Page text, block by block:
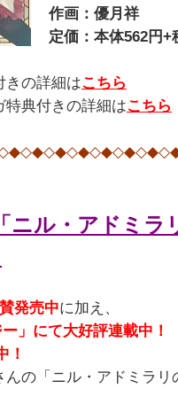
作画：優月祥
定価：本体562円+
きの詳細はこちら
特典付きの詳細はこちら
ル・アドミラ
発売中に加え、
」にて大好評連載中！
！
んの「ニル・アドミラ